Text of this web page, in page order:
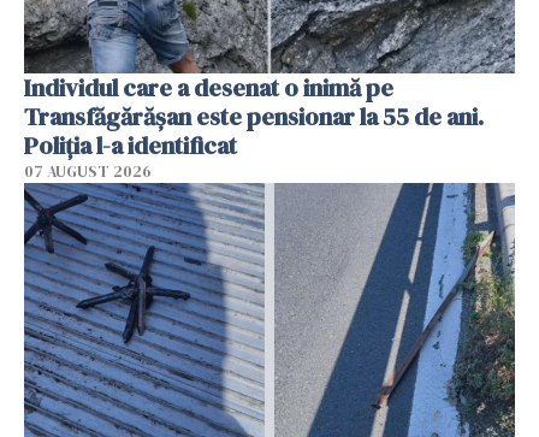
Individul care a desenat o inimă pe
Transfăgărășan este pensionar la 55 de ani.
Poliția l-a identificat
07 AUGUST 2026